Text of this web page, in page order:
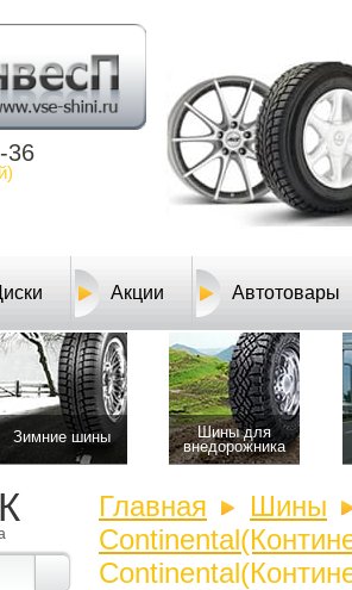
36
Акции Автотовары
Зимние шины
Шины для
внедорожника
Главная
Шины